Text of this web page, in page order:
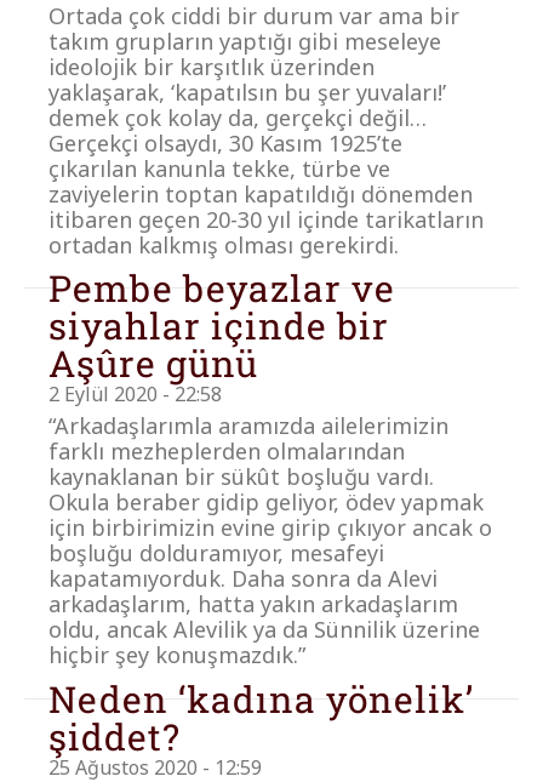
Ortada çok ciddi bir durum var ama bir
takım grupların yaptığı gibi meseleye
ideolojik bir karşıtlık üzerinden
yaklaşarak, ‘kapatılsın bu şer yuvaları!’
demek çok kolay da, gerçekçi değil…
Gerçekçi olsaydı, 30 Kasım 1925’te
çıkarılan kanunla tekke, türbe ve
zaviyelerin toptan kapatıldığı dönemden
itibaren geçen 20-30 yıl içinde tarikatların
ortadan kalkmış olması gerekirdi.
Pembe beyazlar ve
siyahlar içinde bir
Aşûre günü
2 Eylül 2020 - 22:58
“Arkadaşlarımla aramızda ailelerimizin
farklı mezheplerden olmalarından
kaynaklanan bir sükût boşluğu vardı.
Okula beraber gidip geliyor, ödev yapmak
için birbirimizin evine girip çıkıyor ancak o
boşluğu dolduramıyor, mesafeyi
kapatamıyorduk. Daha sonra da Alevi
arkadaşlarım, hatta yakın arkadaşlarım
oldu, ancak Alevilik ya da Sünnilik üzerine
hiçbir şey konuşmazdık.”
Neden ‘kadına yönelik’
şiddet?
25 Ağustos 2020 - 12:59